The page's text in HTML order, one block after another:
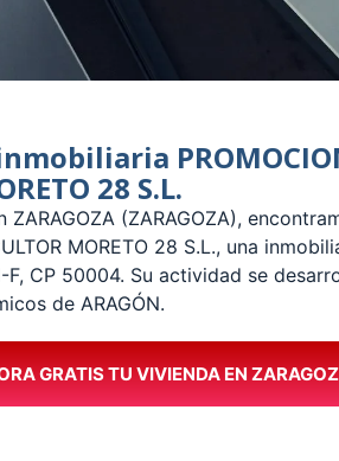
28 S.L.
ZARAGOZA (ZARAGOZA),
MORETO 28 S.L., una
F, CP 50004. Su actividad se
de ARAGÓN.
GRATIS TU VIVIENDA EN